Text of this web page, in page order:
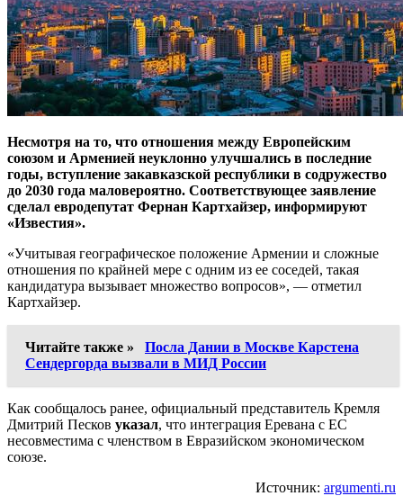
Несмотря на то, что отношения между Европейским
союзом и Арменией неуклонно улучшались в последние
годы, вступление закавказской республики в содружество
до 2030 года маловероятно. Соответствующее заявление
сделал евродепутат Фернан Картхайзер, информируют
«Известия».
«Учитывая географическое положение Армении и сложные
отношения по крайней мере с одним из ее соседей, такая
кандидатура вызывает множество вопросов», — отметил
Картхайзер.
Читайте также »
Посла Дании в Москве Карстена
Сендергорда вызвали в МИД России
Как сообщалось ранее, официальный представитель Кремля
Дмитрий Песков указал, что интеграция Еревана с ЕС
несовместима с членством в Евразийском экономическом
союзе.
Источник: argumenti.ru